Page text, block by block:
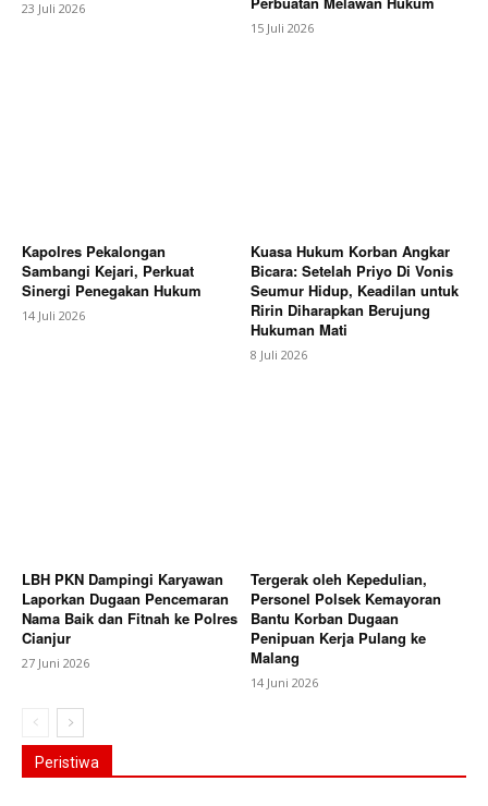
23 Juli 2026
15 Juli 2026
Kapolres Pekalongan
Sambangi Kejari, Perkuat
Sinergi Penegakan Hukum
14 Juli 2026
Kuasa Hukum Korban Angkar
Bicara: Setelah Priyo Di Vonis
Seumur Hidup, Keadilan untuk
Ririn Diharapkan Berujung
Hukuman Mati
8 Juli 2026
LBH PKN Dampingi Karyawan
Laporkan Dugaan Pencemaran
Nama Baik dan Fitnah ke Polres
Cianjur
27 Juni 2026
Tergerak oleh Kepedulian,
Personel Polsek Kemayoran
Bantu Korban Dugaan
Penipuan Kerja Pulang ke
Malang
14 Juni 2026
Peristiwa